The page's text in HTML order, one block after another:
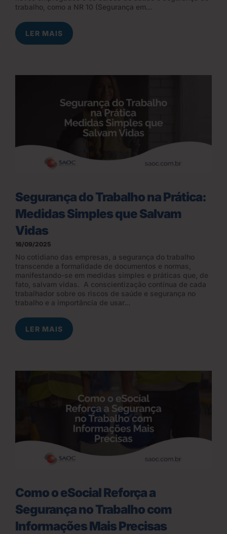
trabalho, como a NR 10 (Segurança em...
LER MAIS
Segurança do Trabalho na Prática:
Medidas Simples que Salvam
Vidas
16/09/2025
No cotidiano das empresas, a segurança do trabalho
transcende a formalidade de documentos e normas,
manifestando-se em medidas simples e práticas que, de
fato, salvam vidas. A conscientização contínua de cada
trabalhador sobre os riscos de saúde e segurança no
trabalho e a importância de usar...
LER MAIS
Como o eSocial Reforça a
Segurança no Trabalho com
Informações Mais Precisas